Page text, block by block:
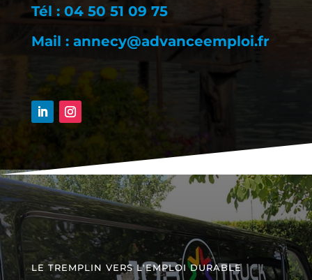
Tél : 04 50 51 09 75
Mail : annecy@advanceemploi.fr
LE TREMPLIN VERS L'EMPLOI DURABLE